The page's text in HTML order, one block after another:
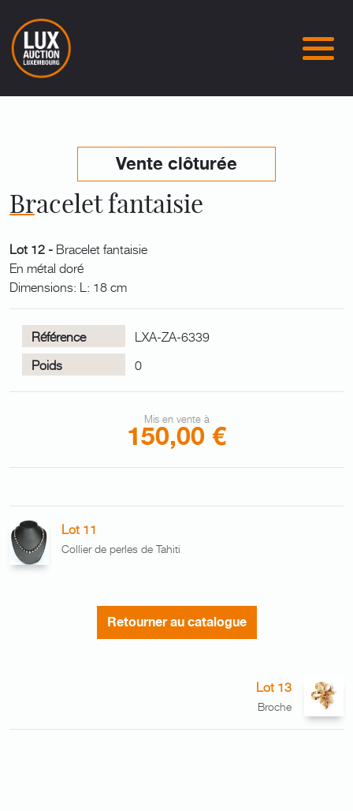
Vente clôturée
Bracelet fantaisie
Lot 12 - Bracelet fantaisie
En métal doré
Dimensions: L: 18 cm
Référence
LXA-ZA-6339
Poids
0
Mis en vente à
150,00 €
Lot 11
Collier de perles de Tahiti
Retourner au catalogue
Lot 13
Broche